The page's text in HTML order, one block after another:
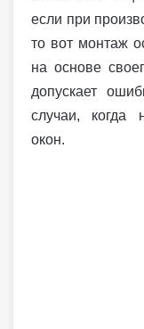
если при
то вот монтаж
на основе
допускает
случаи, когда
окон.